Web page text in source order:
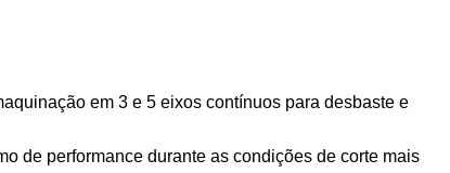
em 3 e 5 eixos contínuos para desbaste e
de performance durante as condições de corte mais